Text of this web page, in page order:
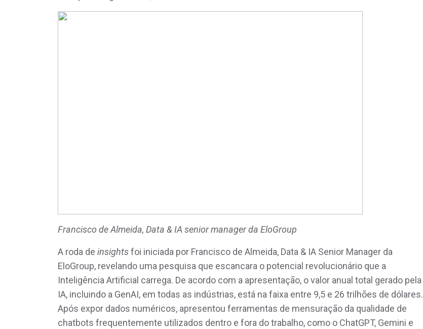
Francisco de Almeida, Data & IA senior manager da EloGroup
A roda de insightsfoi iniciada por Francisco de Almeida, Data & IA Senior Manager da
EloGroup, revelando uma pesquisa que escancara o potencial revolucionário que a
Inteligência Artificial carrega. De acordo com a apresentação, o valor anual total gerado pela
IA, incluindo a GenAI, em todas as indústrias, está na faixa entre 9,5 e 26 trilhões de dólares.
Após expor dados numéricos, apresentou ferramentas de mensuração da qualidade de
chatbots frequentemente utilizados dentro e fora do trabalho, como o ChatGPT, Gemini e